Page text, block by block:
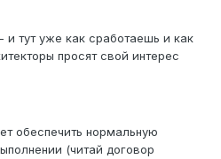
и тут уже как сработаешь и как
просят свой интерес
обеспечить нормальную
(читай договор